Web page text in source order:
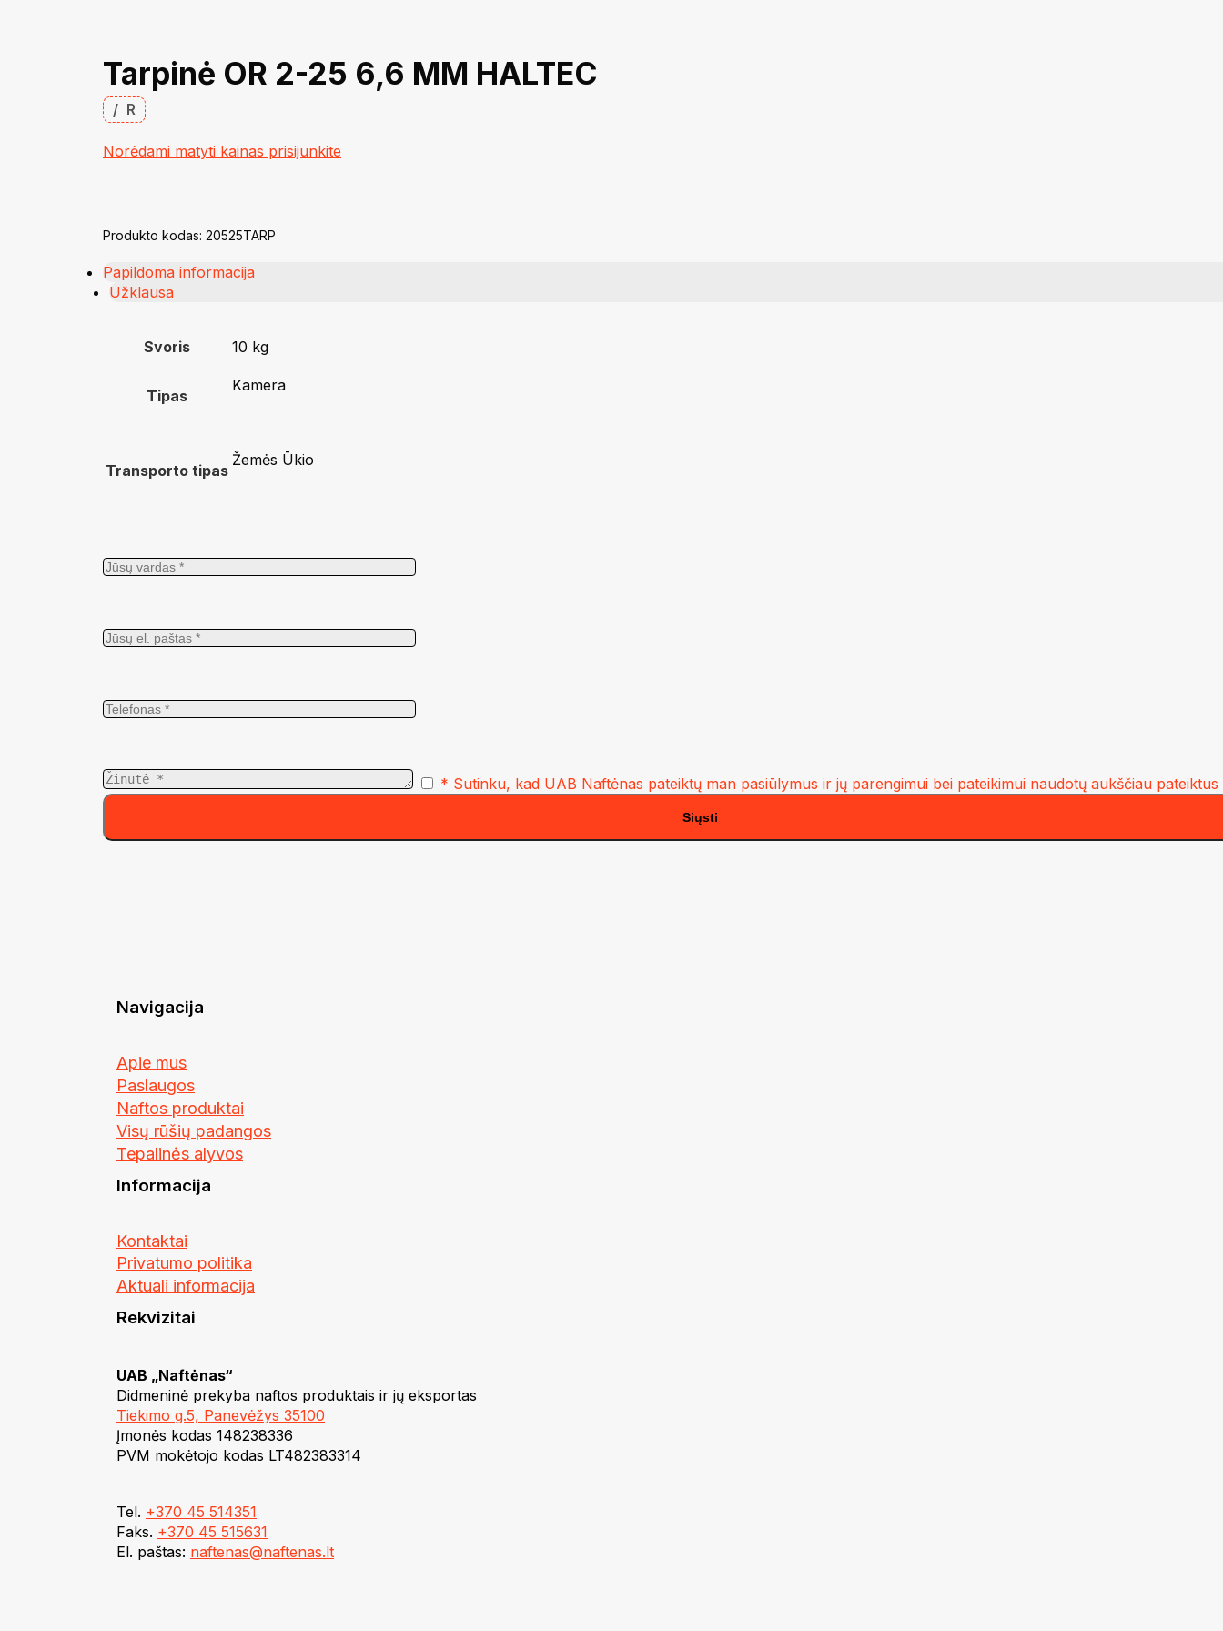
Tarpinė OR 2-25 6,6 MM HALTEC
/ R
Norėdami matyti kainas prisijunkite
Produkto kodas: 20525TARP
Papildoma informacija
Užklausa
Svoris 10 kg
Tipas
Kamera
Transporto tipas
Žemės Ūkio
* Sutinku, kad UAB Naftėnas pateiktų man pasiūlymus ir jų parengimui bei pateikimui naudotų aukščiau pateiktus
Navigacija
Apie mus
Paslaugos
Naftos produktai
Visų rūšių padangos
Tepalinės alyvos
Informacija
Kontaktai
Privatumo politika
Aktuali informacija
Rekvizitai
UAB „Naftėnas“
Didmeninė prekyba naftos produktais ir jų eksportas
Tiekimo g.5, Panevėžys 35100
Įmonės kodas 148238336
PVM mokėtojo kodas LT482383314
Tel. +370 45 514351
Faks. +370 45 515631
El. paštas: naftenas@naftenas.lt